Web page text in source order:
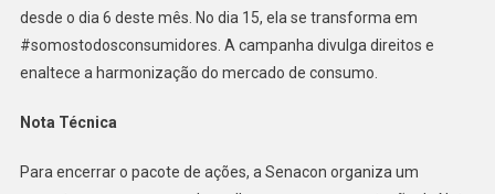
desde o dia 6 deste mês. No dia 15, ela se transforma em
#somostodosconsumidores. A campanha divulga direitos e
enaltece a harmonização do mercado de consumo.
Nota Técnica
Para encerrar o pacote de ações, a Senacon organiza um